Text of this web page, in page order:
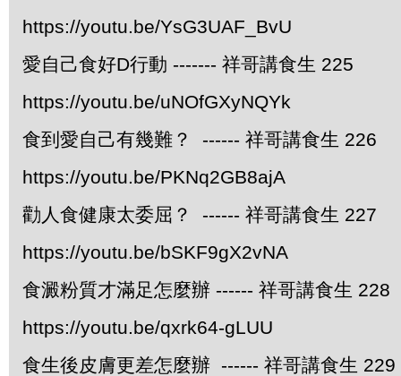
https://youtu.be/YsG3UAF_BvU
愛自己食好D行動 ------- 祥哥講食生 225
https://youtu.be/uNOfGXyNQYk
食到愛自己有幾難？ ------ 祥哥講食生 226
https://youtu.be/PKNq2GB8ajA
勸人食健康太委屈？ ------ 祥哥講食生 227
https://youtu.be/bSKF9gX2vNA
食澱粉質才滿足怎麼辦 ------ 祥哥講食生 228
https://youtu.be/qxrk64-gLUU
食生後皮膚更差怎麼辦 ------ 祥哥講食生 229